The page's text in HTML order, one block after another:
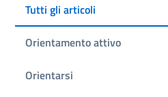
Tutti gli articoli
Orientamento attivo
Orientarsi